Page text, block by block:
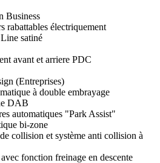
Business
rabattables électriquement
satiné
avant et arriere PDC
(Entreprises)
à double embrayage
DAB
automatiques "Park Assist"
bi-zone
collision et système anti collision à
fonction freinage en descente